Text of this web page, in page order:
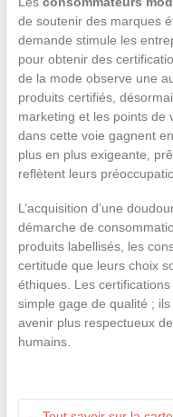
de soutenir des marques
demande stimule les
pour obtenir des
de la mode observe une
produits certifiés,
marketing et les points de
dans cette voie gagnent
plus en plus exigeante,
reflètent leurs
L’acquisition d’une
démarche de
produits labellisés, les
certitude que leurs choix
éthiques. Les
simple gage de qualité ;
avenir plus respectueux
humains.